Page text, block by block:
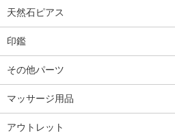
天然石ピアス
印鑑
その他パーツ
マッサージ用品
アウトレット